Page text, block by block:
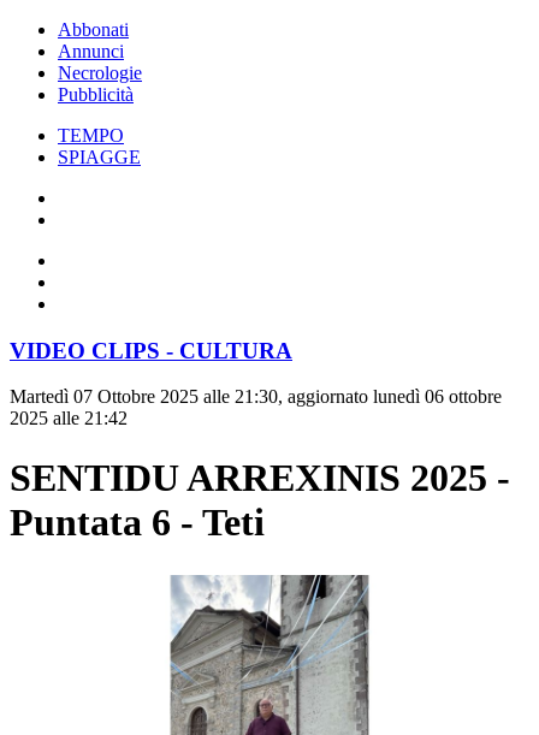
Abbonati
Annunci
Necrologie
Pubblicità
TEMPO
SPIAGGE
VIDEO CLIPS - CULTURA
Martedì 07 Ottobre 2025 alle 21:30, aggiornato lunedì 06 ottobre
2025 alle 21:42
SENTIDU ARREXINIS 2025 -
Puntata 6 - Teti